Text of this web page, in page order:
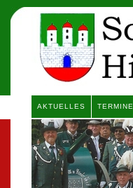
AKTUELLES TERMINE